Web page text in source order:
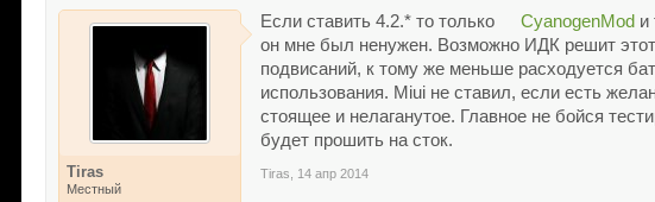
Tiras
Местный
Если ставить 4.2.* то только СyanogenMod и
он мне был ненужен. Возможно ИДК решит
подвисаний, к тому же меньше расходуется
использования. Miui не ставил, если есть
стоящее и нелаганутое. Главное не бойся
будет прошить на сток.
Tiras 14 апр 2014